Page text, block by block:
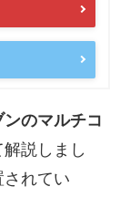
のマルチコ
説しまし
れてい